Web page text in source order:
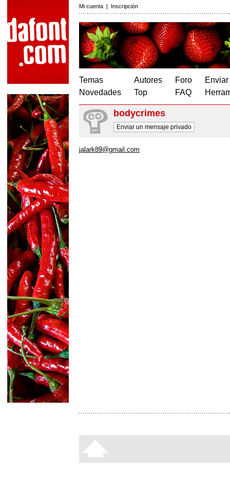
Mi cuenta | Inscripción
Temas
Novedades
Autores
Top
Foro
FAQ
bodycrimes
Enviar un mensaje privado
jalark89@gmail.com